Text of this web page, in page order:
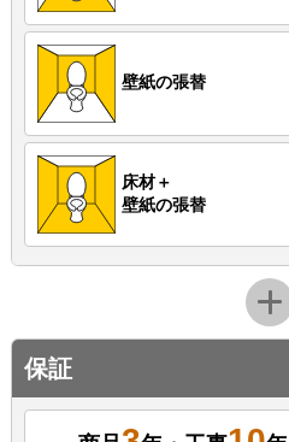
壁紙の張替
床材＋
壁紙の張替
保証